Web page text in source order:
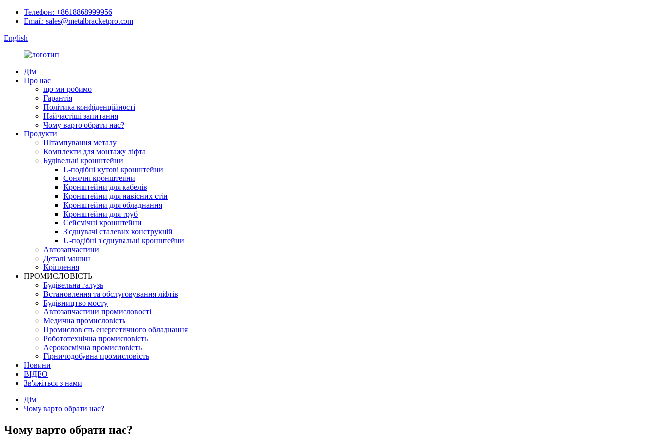
Телефон: +8618868999956
Email: sales@metalbracketpro.com
English
Дім
Про нас
що ми робимо
Гарантія
Політика конфіденційності
Найчастіші запитання
Чому варто обрати нас?
Продукти
Штампування металу
Комплекти для монтажу ліфта
Будівельні кронштейни
L-подібні кутові кронштейни
Сонячні кронштейни
Кронштейни для кабелів
Кронштейни для навісних стін
Кронштейни для обладнання
Кронштейни для труб
Сейсмічні кронштейни
З'єднувачі сталевих конструкцій
U-подібні з'єднувальні кронштейни
Автозапчастини
Деталі машин
Кріплення
ПРОМИСЛОВІСТЬ
Будівельна галузь
Встановлення та обслуговування ліфтів
Будівництво мосту
Автозапчастини промисловості
Медична промисловість
Промисловість енергетичного обладнання
Робототехнічна промисловість
Аерокосмічна промисловість
Гірничодобувна промисловість
Новини
ВІДЕО
Зв'яжіться з нами
Дім
Чому варто обрати нас?
Чому варто обрати нас?